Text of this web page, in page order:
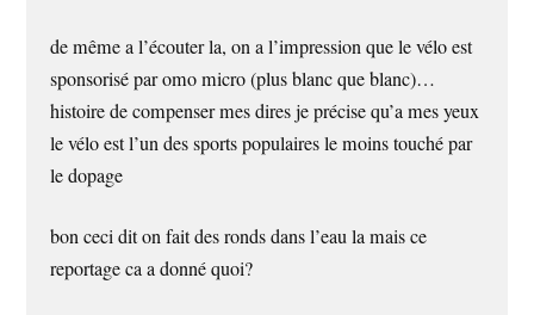
de même a l’écouter la, on a l’impression que le vélo est
sponsorisé par omo micro (plus blanc que blanc)…
histoire de compenser mes dires je précise qu’a mes yeux
le vélo est l’un des sports populaires le moins touché par
le dopage
bon ceci dit on fait des ronds dans l’eau la mais ce
reportage ca a donné quoi?